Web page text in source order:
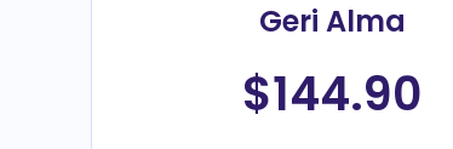
Geri Alma
$144.90